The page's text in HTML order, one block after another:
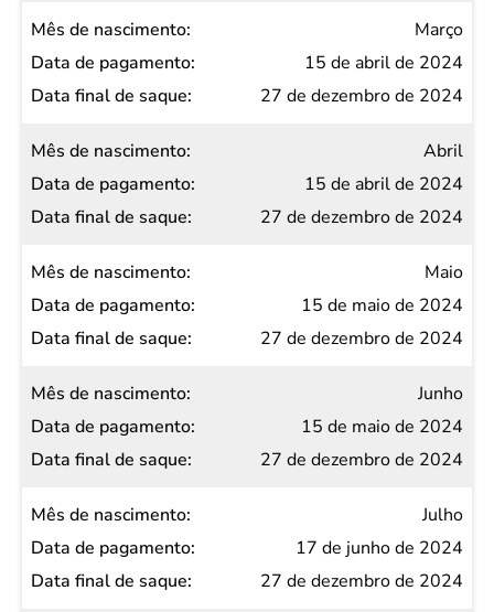
saque
Março
15 de abril de 2024
27 de dezembro de 2024
Abril
15 de abril de 2024
27 de dezembro de 2024
Maio
15 de maio de 2024
27 de dezembro de 2024
Junho
15 de maio de 2024
27 de dezembro de 2024
Julho
17 de junho de 2024
27 de dezembro de 2024